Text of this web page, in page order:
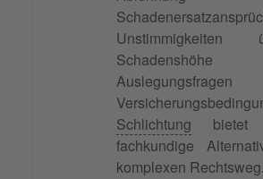
Schlichtung bietet
fachkundige
komplexen Rechtsweg.